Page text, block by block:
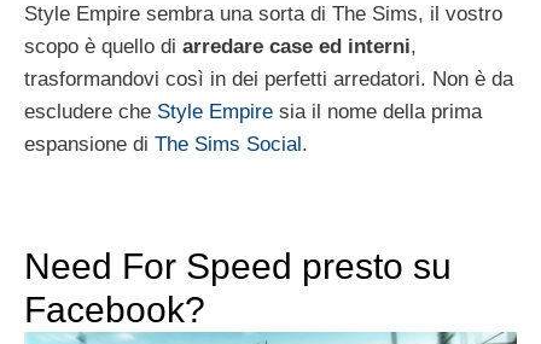
Style Empire sembra una sorta di The Sims, il vostro
scopo è quello di arredare case ed interni,
trasformandovi così in dei perfetti arredatori. Non è da
escludere che Style Empire sia il nome della prima
espansione di The Sims Social.
Need For Speed presto su
Facebook?